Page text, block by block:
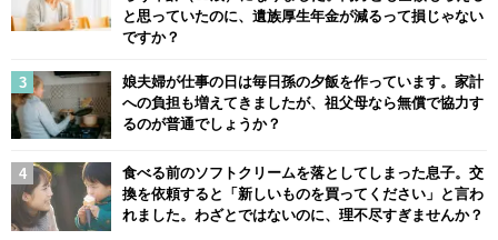
と思っていたのに、遺族厚生年金が減るって損じゃない
ですか？
娘夫婦が仕事の日は毎日孫の夕飯を作っています。家計
への負担も増えてきましたが、祖父母なら無償で協力す
るのが普通でしょうか？
食べる前のソフトクリームを落としてしまった息子。交
換を依頼すると「新しいものを買ってください」と言わ
れました。わざとではないのに、理不尽すぎませんか？